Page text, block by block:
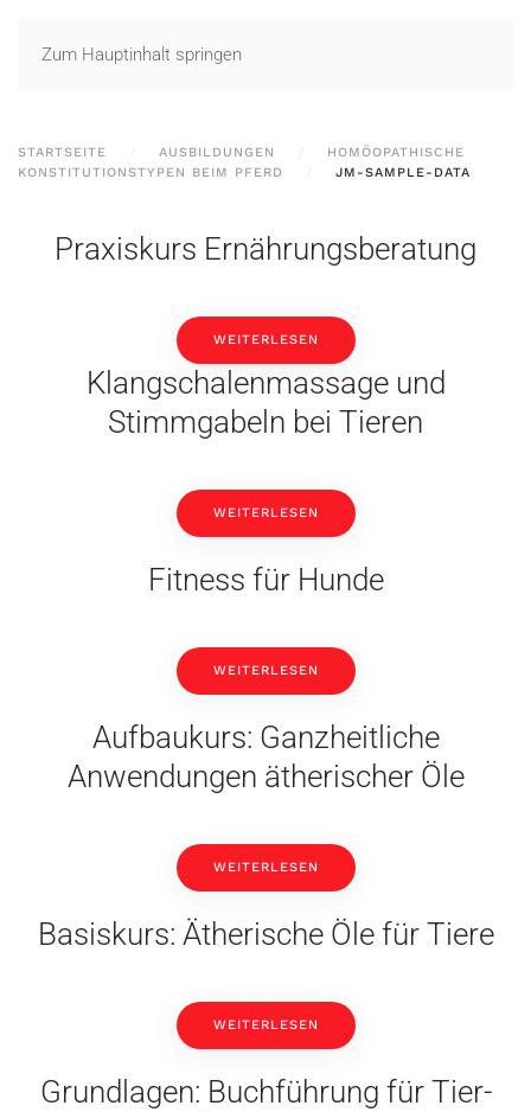
Zum Hauptinhalt springen
STARTSEITE AUSBILDUNGEN
HOMÖOPATHISCHE
KONSTITUTIONSTYPEN BEIM PFERD
JM-SAMPLE-DATA
Praxiskurs Ernährungsberatung
WEITERLESEN
Klangschalenmassage und
Stimmgabeln bei Tieren
WEITERLESEN
Fitness für Hunde
WEITERLESEN
Aufbaukurs: Ganzheitliche
Anwendungen ätherischer Öle
WEITERLESEN
Basiskurs: Ätherische Öle für Tiere
WEITERLESEN
Grundlagen: Buchführung für Tier-